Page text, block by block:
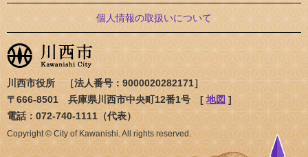
個人情報の取扱いについて
川西市役所 ［法人番号：9000020282171］
〒666-8501 兵庫県川西市中央町12番1号 [ 地図 ]
電話：072-740-1111（代表）
Copyright © City of Kawanishi. All rights reserved.